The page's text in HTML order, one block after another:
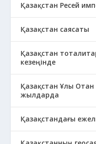
Қазақстан Ресей
Қазақстан саясаты
Қазақстан
кезеңінде
Қазақстан Ұлы Отан
жылдарда
Қазақстандағы